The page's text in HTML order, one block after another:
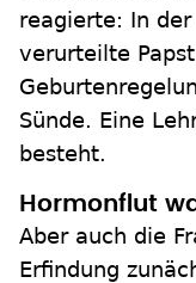
reagierte: In
verurteilte
Sünde. Eine
besteht.
Hormonflut
Aber auch die
Erfindung